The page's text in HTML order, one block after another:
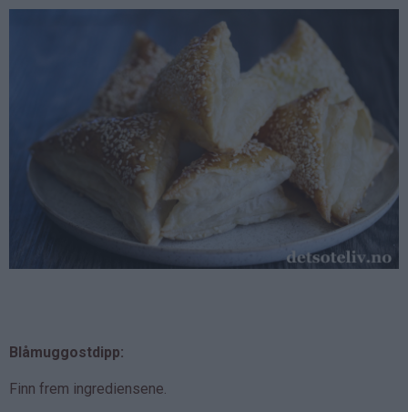
Blåmuggostdipp:
Finn frem ingrediensene.